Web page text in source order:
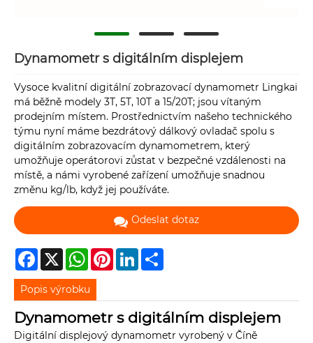
Dynamometr s digitálním displejem
Vysoce kvalitní digitální zobrazovací dynamometr Lingkai
má běžně modely 3T, 5T, 10T a 15/20T; jsou vítaným
prodejním místem. Prostřednictvím našeho technického
týmu nyní máme bezdrátový dálkový ovladač spolu s
digitálním zobrazovacím dynamometrem, který
umožňuje operátorovi zůstat v bezpečné vzdálenosti na
místě, a námi vyrobené zařízení umožňuje snadnou
změnu kg/lb, když jej používáte.
Odeslat dotaz
Facebook
X WhatsAppPinterestLinkedIn
Popis výrobku
Dynamometr s digitálním displejem
Digitální displejový dynamometr vyrobený v Číně